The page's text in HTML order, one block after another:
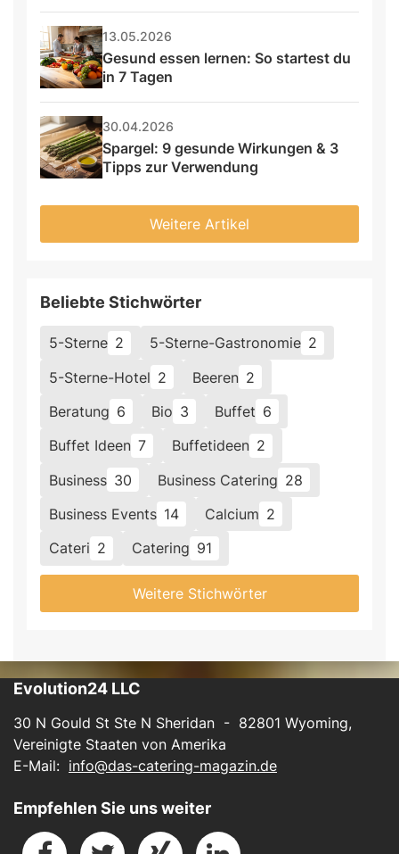
13.05.2026
Gesund essen lernen: So startest du
in 7 Tagen
30.04.2026
Spargel: 9 gesunde Wirkungen & 3
Tipps zur Verwendung
Weitere Artikel
Beliebte Stichwörter
5-Sterne 2 5-Sterne-Gastronomie 2
5-Sterne-Hotel 2 Beeren 2
Beratung 6 Bio 3 Buffet 6
Buffet Ideen 7 Buffetideen 2
Business 30 Business Catering 28
Business Events 14 Calcium 2
Cateri 2 Catering 91
Weitere Stichwörter
Evolution24 LLC
30 N Gould St Ste N Sheridan - 82801 Wyoming,
Vereinigte Staaten von Amerika
E-Mail: info@das-catering-magazin.de
Empfehlen Sie uns weiter